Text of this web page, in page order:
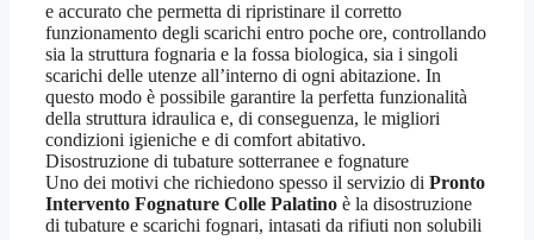
e accurato che permetta di ripristinare il corretto
funzionamento degli scarichi entro poche ore, controllando
sia la struttura fognaria e la fossa biologica, sia i singoli
scarichi delle utenze all’interno di ogni abitazione. In
questo modo è possibile garantire la perfetta funzionalità
della struttura idraulica e, di conseguenza, le migliori
condizioni igieniche e di comfort abitativo.
Disostruzione di tubature sotterranee e fognature
Uno dei motivi che richiedono spesso il servizio di Pronto
Intervento Fognature Colle Palatino è la disostruzione
di tubature e scarichi fognari, intasati da rifiuti non solubili